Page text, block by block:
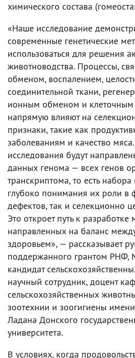
химического состава
«Наше исследование
современные генетические
использоваться для решения
животноводства. Процессы,
обменом, воспалением,
соединительной ткани,
ионным обменом и клеточным
напрямую влияют на
признаки, такие как
заболеваниям и качество
исследования будут
данных генома — всех генов
транскриптома, то есть
глубоко понимания их роли в
дефектов, так и селекционно
Это откроет путь к
направленных на баланс
здоровьем», — рассказывает
поддержанного грантом РНФ,
кандидат
научный сотрудник, доцент
сельскохозяйственных
зоотехнии и зоогигиены
Ладана Донского
университета.
В условиях, когда